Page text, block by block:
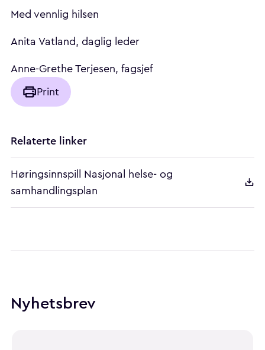
Med vennlig hilsen
Anita Vatland, daglig leder
Anne-Grethe Terjesen, fagsjef
Print
Relaterte linker
Høringsinnspill Nasjonal helse- og
samhandlingsplan
Nyhetsbrev